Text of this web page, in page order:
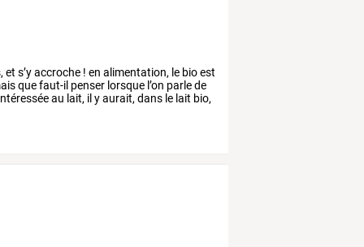
et s’yaccroche ! en alimentation, le bioest
quefaut-il penser lorsque l’on parlede
au lait, il yaurait,dans le lait bio,